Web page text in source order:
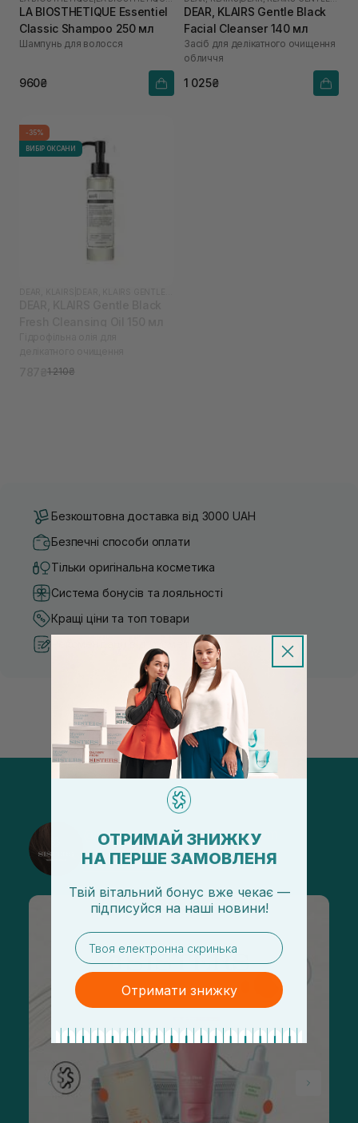
LA BIOSTHETIQUE Essentiel
Classic Shampoo 250 мл
Шампунь для волосся
960₴
DEAR, KLAIRS Gentle Black
Facial Cleanser 140 мл
Засіб для делікатного очищення
обличчя
1 025₴
-35%
ВИБІР ОКСАНИ
1 210₴
Безкоштовна доставка від 3000 UAH
Безпечні способи оплати
Тільки оригінальна косметика
Система бонусів та лояльності
Кращі ціни та топ товари
Рекомендації від косметологів
@sisters_stelmakh в Instagram
Підписатися
ОТРИМАЙ ЗНИЖКУ
НА ПЕРШЕ ЗАМОВЛЕНЯ
Твій вітальний бонус вже чекає —
підписуйся на наші новини!
email
Отримати знижку